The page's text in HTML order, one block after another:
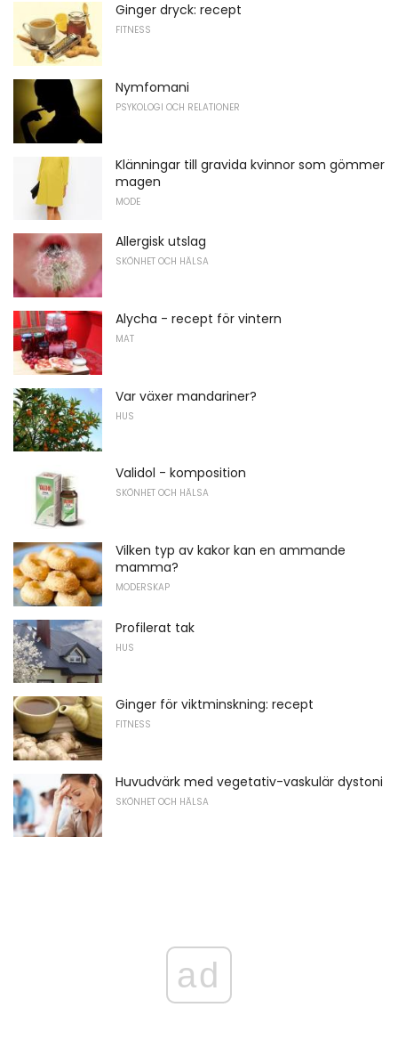
Ginger dryck: recept
FITNESS
Nymfomani
PSYKOLOGI OCH RELATIONER
Klänningar till gravida kvinnor som gömmer
magen
MODE
Allergisk utslag
SKÖNHET OCH HÄLSA
Alycha - recept för vintern
MAT
Var växer mandariner?
HUS
Validol - komposition
SKÖNHET OCH HÄLSA
Vilken typ av kakor kan en ammande
mamma?
MODERSKAP
Profilerat tak
HUS
Ginger för viktminskning: recept
FITNESS
Huvudvärk med vegetativ-vaskulär dystoni
SKÖNHET OCH HÄLSA
ad